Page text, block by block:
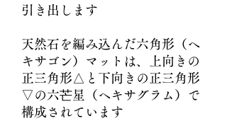
引き出します
天然石を編み込んだ六角形（ヘ
キサゴン）マットは、上向きの
正三角形△と下向きの正三角形
▽の六芒星（ヘキサグラム）で
構成されています